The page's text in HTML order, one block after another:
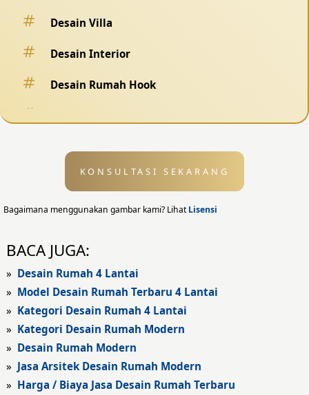
Desain Villa
Desain Interior
Desain Rumah Hook
Desain Eksterior
Desain Eksterior Rumah
Desain Rumah Modern
Fasad Rumah Modern
Fasad Kantor
KONSULTASI SEKARANG
Bagaimana menggunakan gambar kami? LihatLisensi
BACA JUGA:
» Desain Rumah 4 Lantai
» Model Desain Rumah Terbaru 4 Lantai
» Kategori Desain Rumah 4 Lantai
» Kategori Desain Rumah Modern
» Desain Rumah Modern
» Jasa Arsitek Desain Rumah Modern
» Harga / Biaya Jasa Desain Rumah Terbaru